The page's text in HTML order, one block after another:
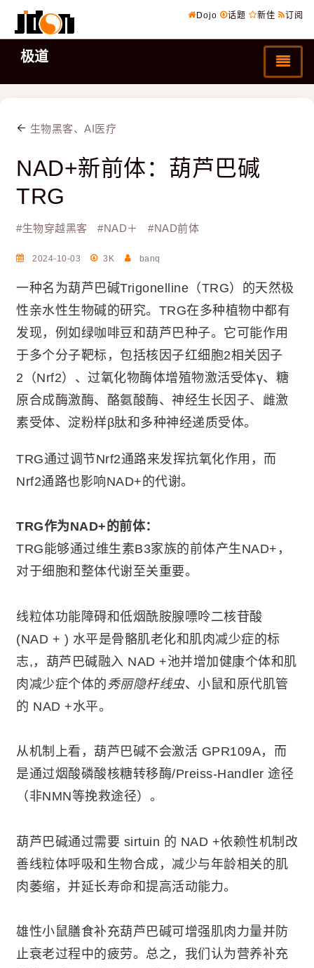
Dojo 话题 新佳 订阅
极道
生物黑客、AI医疗
NAD+新前体：葫芦巴碱
TRG
#生物穿越黑客 #NAD＋ #NAD前体
2024-10-03 3K banq
一种名为葫芦巴碱Trigonelline（TRG）的天然极
性亲水性生物碱的研究。TRG在多种植物中都有
发现，例如绿咖啡豆和葫芦巴种子。它可能作用
于多个分子靶标，包括核因子红细胞2相关因子
2（Nrf2）、过氧化物酶体增殖物激活受体γ、糖
原合成酶激酶、酪氨酸酶、神经生长因子、雌激
素受体、淀粉样β肽和多种神经递质受体。
TRG通过调节Nrf2通路来发挥抗氧化作用，而
Nrf2通路也影响NAD+的代谢。
TRG作为NAD+的前体：
TRG能够通过维生素B3家族的前体产生NAD+，
对于细胞和整体代谢至关重要。
线粒体功能障碍和低烟酰胺腺嘌呤二核苷酸
(NAD + ) 水平是骨骼肌老化和肌肉减少症的标
志,，葫芦巴碱融入 NAD +池并增加健康个体和肌
肉减少症个体的 秀丽隐杆线虫、小鼠和原代肌管
的 NAD +水平。
从机制上看，葫芦巴碱不会激活 GPR109A，而
是通过烟酸磷酸核糖转移酶/Preiss-Handler 途径
（非NMN等挽救途径）。
葫芦巴碱通过需要 sirtuin 的 NAD +依赖性机制改
善线粒体呼吸和生物合成，减少与年龄相关的肌
肉萎缩，并延长寿命和提高活动能力。
雄性小鼠膳食补充葫芦巴碱可增强肌肉力量并防
止衰老过程中的疲劳。总之，我们认为营养补充